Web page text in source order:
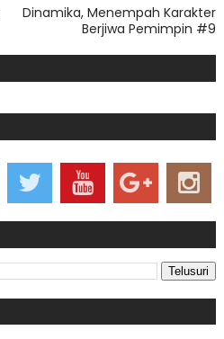
Dinamika, Menempah Karakter
Berjiwa Pemimpin #9